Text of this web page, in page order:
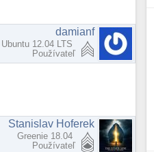
damianf
Ubuntu 12.04 LTS
Používateľ
Stanislav Hoferek
Greenie 18.04
Používateľ